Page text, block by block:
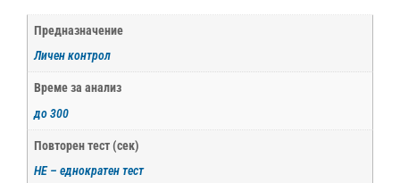
Предназначение
Личен контрол
Време за анализ
до 300
Повторен тест (сек)
НЕ – еднократен тест